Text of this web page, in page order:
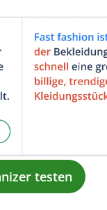
testen